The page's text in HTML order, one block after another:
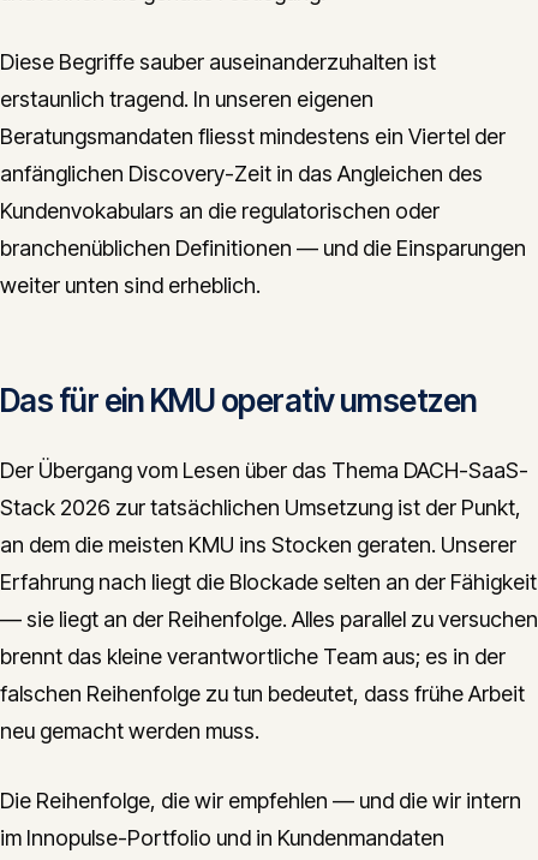
Diese Begriffe sauber auseinanderzuhalten ist
erstaunlich tragend. In unseren eigenen
Beratungsmandaten fliesst mindestens ein Viertel der
anfänglichen Discovery-Zeit in das Angleichen des
Kundenvokabulars an die regulatorischen oder
branchenüblichen Definitionen — und die Einsparungen
weiter unten sind erheblich.
Das für ein KMU operativ umsetzen
Der Übergang vom Lesen über das Thema DACH-SaaS-
Stack 2026 zur tatsächlichen Umsetzung ist der Punkt,
an dem die meisten KMU ins Stocken geraten. Unserer
Erfahrung nach liegt die Blockade selten an der Fähigkeit
— sie liegt an der Reihenfolge. Alles parallel zu versuchen
brennt das kleine verantwortliche Team aus; es in der
falschen Reihenfolge zu tun bedeutet, dass frühe Arbeit
neu gemacht werden muss.
Die Reihenfolge, die wir empfehlen — und die wir intern
im Innopulse-Portfolio und in Kundenmandaten